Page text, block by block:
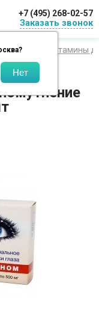
?
+7 (495) 268-02-57
Заказать звонок
глаз Витамины